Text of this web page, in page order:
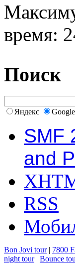
время:
Поиск
Яндекс Google
SMF
and
RSS
Bon Jovi tour| 7800
night tour| Bounce